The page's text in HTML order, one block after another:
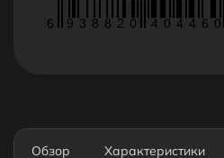
6 9 3 8 8 2 0 4 0 4 4 6 0
Обзор Характеристики